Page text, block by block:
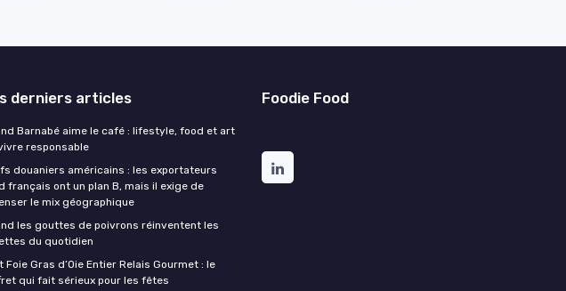
derniers articles
Barnabé aime le café : lifestyle, food et art
responsable
douaniers américains : les exportateurs
français ont un plan B, mais il exige de
le mix géographique
les gouttes de poivrons réinventent les
du quotidien
Foie Gras d’Oie Entier Relais Gourmet : le
qui fait sérieux pour les fêtes
Foodie Food